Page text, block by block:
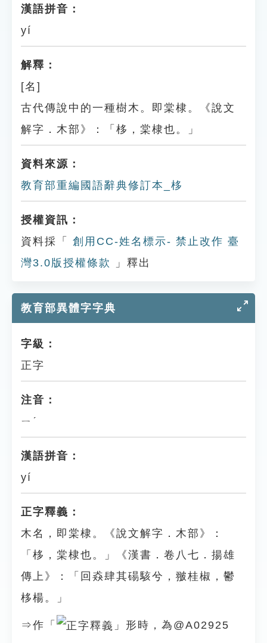
漢語拼音：
yí
解釋：
[名]
古代傳說中的一種樹木。即棠棣。《說文
解字．木部》：「栘，棠棣也。」
資料來源：
教育部重編國語辭典修訂本_栘
授權資訊：
資料採「
創用CC-姓名標示- 禁止改作 臺
灣3.0版授權條款
」釋出
教育部異體字字典
字級：
正字
注音：
ㄧˊ
漢語拼音：
yí
正字釋義：
木名，即棠棣。《說文解字．木部》：
「栘，棠棣也。」《漢書．卷八七．揚雄
傳上》：「回猋肆其碭駭兮，翍桂椒，鬱
栘楊。」
⇒作「 」形時，為@A02925